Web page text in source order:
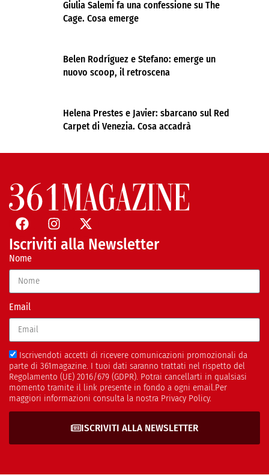
Giulia Salemi fa una confessione su The
Cage. Cosa emerge
Belen Rodríguez e Stefano: emerge un
nuovo scoop, il retroscena
Helena Prestes e Javier: sbarcano sul Red
Carpet di Venezia. Cosa accadrà
Iscriviti alla Newsletter
Nome
Email
Iscrivendoti accetti di ricevere comunicazioni promozionali da
parte di 361magazine. I tuoi dati saranno trattati nel rispetto del
Regolamento (UE) 2016/679 (GDPR). Potrai cancellarti in qualsiasi
momento tramite il link presente in fondo a ogni email.Per
maggiori informazioni consulta la nostra Privacy Policy.
ISCRIVITI ALLA NEWSLETTER